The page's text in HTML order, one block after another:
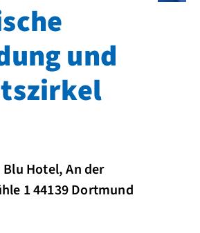
und
Hotel, An der
1 44139 Dortmund